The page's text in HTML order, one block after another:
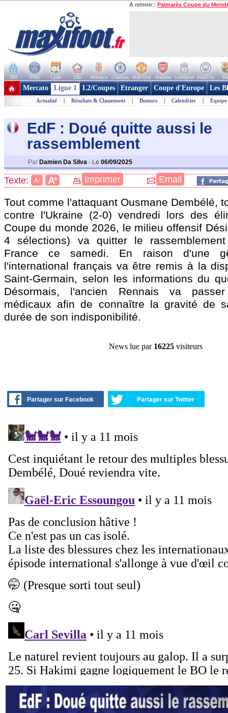
A retenir : Palmarès Coupe du
OM PSG Lyon Lille Monaco Chelsea Man Utd Arsenal Liverpool ManCity
+ de clubs
Mercato Ligue 1 L2/Coupes Etranger Coupe d'Europe Les
Actualité | Résultats & Classement | Buteurs | Calendrier | Equipe
EdF : Doué quitte aussi le
rassemblement
Par Damien Da Silva - Le 06/09/2025
Texte: A- A+ Imprimer Email
Tout comme l'attaquant Ousmane Dembélé,
contre l'Ukraine (2-0) vendredi lors des
Coupe du monde 2026, le milieu offensif
4 sélections) va quitter le
France ce samedi. En raison d'une
l'international français va être remis à la
Saint-Germain, selon les informations du
Désormais, l'ancien Rennais va
médicaux afin de connaître la gravité de
durée de son indisponibilité.
News lue par 16225 visiteurs
Partager sur Facebook Partager sur Twitter